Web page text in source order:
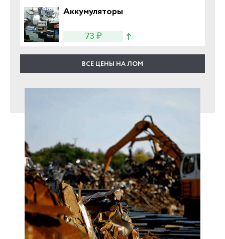
Аккумуляторы
73 ₽
ВСЕ ЦЕНЫ НА ЛОМ